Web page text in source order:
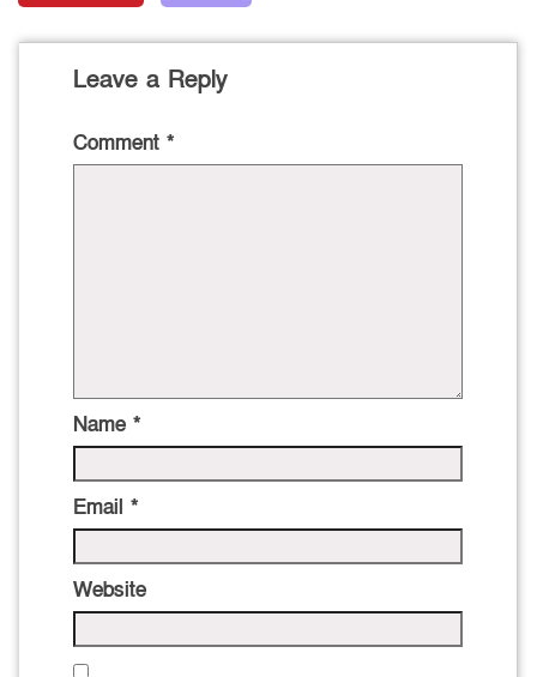
Leave a Reply
Comment *
Name *
Email *
Website